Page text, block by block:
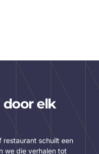
door elk
restaurant schuilt een
we die verhalen tot